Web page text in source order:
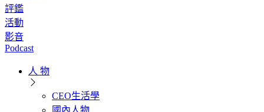
評鑑
活動
影音
Podcast
人 物
CEO生活學
國內人物